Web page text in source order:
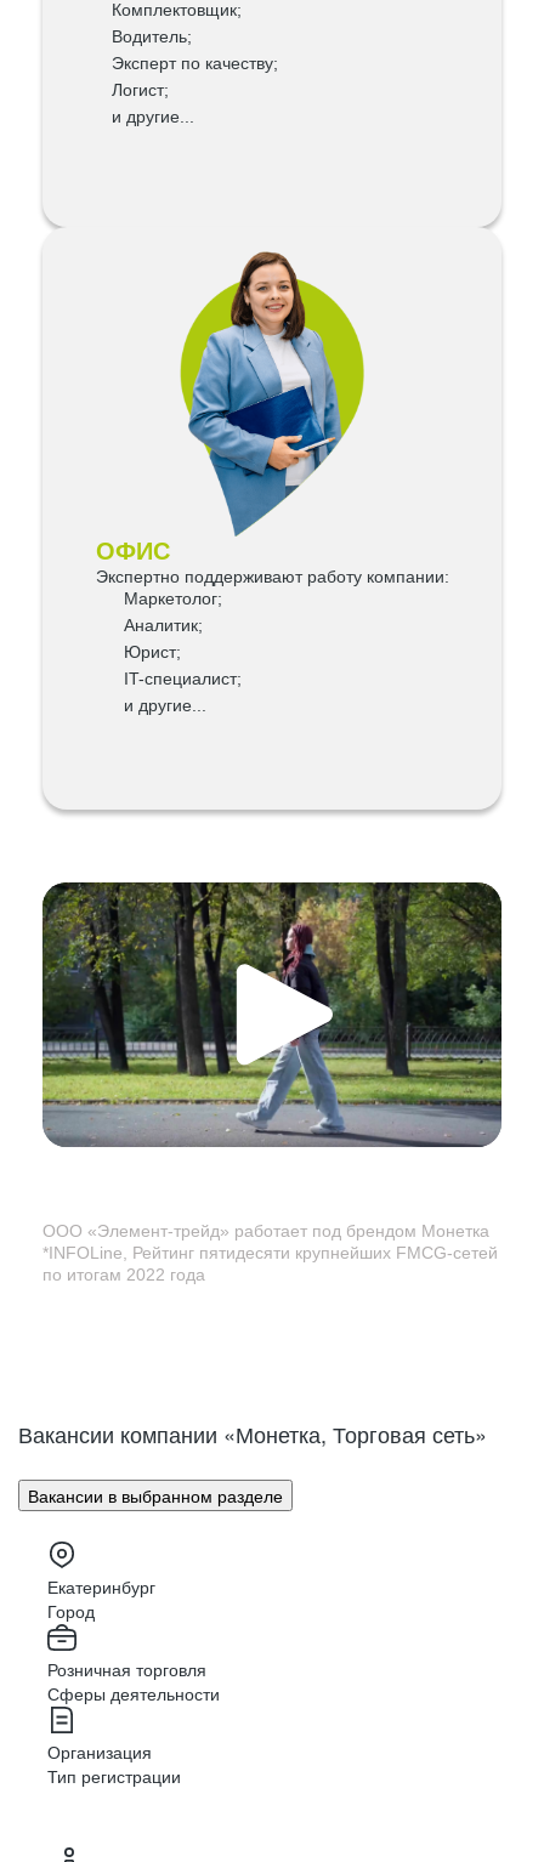
Комплектовщик;
Водитель;
Эксперт по качеству;
Логист;
и другие...
ОФИС
Экспертно поддерживают работу компании:
Маркетолог;
Аналитик;
Юрист;
IT-специалист;
и другие...
ООО «Элемент-трейд» работает под брендом Монетка
*INFOLine, Рейтинг пятидесяти крупнейших FMCG-сетей
по итогам 2022 года
Вакансии компании «Монетка, Торговая сеть»
Вакансии в выбранном разделе
Екатеринбург
Город
Розничная торговля
Сферы деятельности
Организация
Тип регистрации